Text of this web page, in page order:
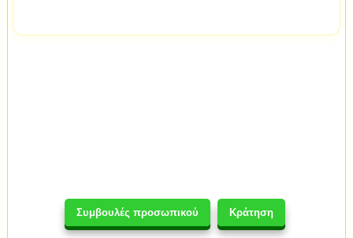
Συμβουλές προσωπικού Κράτηση